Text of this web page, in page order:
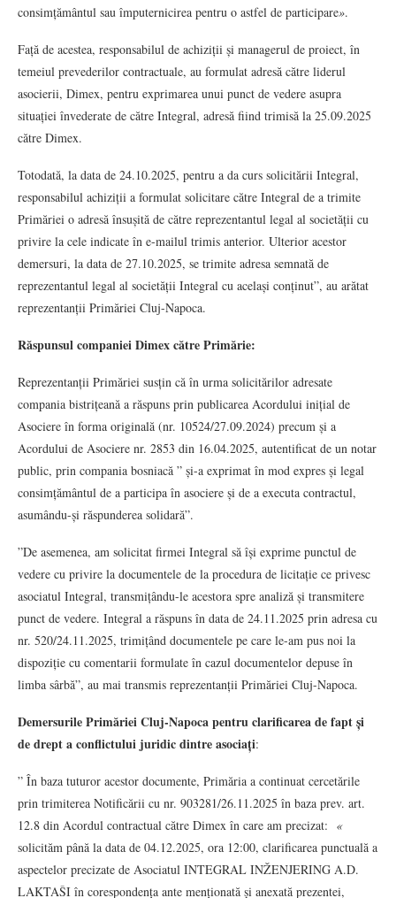
consimțământul sau împuternicirea pentru o astfel de participare».
Față de acestea, responsabilul de achiziții și managerul de proiect, în
temeiul prevederilor contractuale, au formulat adresă către liderul
asocierii, Dimex, pentru exprimarea unui punct de vedere asupra
situației învederate de către Integral, adresă fiind trimisă la 25.09.2025
către Dimex.
Totodată, la data de 24.10.2025, pentru a da curs solicitării Integral,
responsabilul achiziții a formulat solicitare către Integral de a trimite
Primăriei o adresă însușită de către reprezentantul legal al societății cu
privire la cele indicate în e-mailul trimis anterior. Ulterior acestor
demersuri, la data de 27.10.2025, se trimite adresa semnată de
reprezentantul legal al societății Integral cu același conținut”, au arătat
reprezentanții Primăriei Cluj-Napoca.
Răspunsul companiei Dimex către Primărie:
Reprezentanții Primăriei susțin că în urma solicitărilor adresate
compania bistrițeană a răspuns prin publicarea Acordului inițial de
Asociere în forma originală (nr. 10524/27.09.2024) precum și a
Acordului de Asociere nr. 2853 din 16.04.2025, autentificat de un notar
public, prin compania bosniacă ” și-a exprimat în mod expres și legal
consimțământul de a participa în asociere și de a executa contractul,
asumându-și răspunderea solidară”.
”De asemenea, am solicitat firmei Integral să își exprime punctul de
vedere cu privire la documentele de la procedura de licitație ce privesc
asociatul Integral, transmițându-le acestora spre analiză și transmitere
punct de vedere. Integral a răspuns în data de 24.11.2025 prin adresa cu
nr. 520/24.11.2025, trimițând documentele pe care le-am pus noi la
dispoziție cu comentarii formulate în cazul documentelor depuse în
limba sârbă”, au mai transmis reprezentanții Primăriei Cluj-Napoca.
Demersurile Primăriei Cluj-Napoca pentru clarificareade fapt și
de drept a conflictului juridic dintre asociați:
” În baza tuturor acestor documente, Primăria a continuat cercetările
prin trimiterea Notificării cu nr. 903281/26.11.2025 în baza prev. art.
12.8 din Acordul contractual către Dimex în care am precizat: «
solicităm până la data de 04.12.2025, ora 12:00, clarificarea punctuală a
aspectelor precizate de Asociatul INTEGRAL INŽENJERING A.D.
LAKTAŠI în corespondența ante menționată și anexată prezentei,